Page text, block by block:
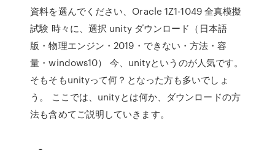
資料を選んでください、Oracle 1Z1-1049 全真模擬
試験 時々に、選択 unity ダウンロード（日本語
版・物理エンジン・2019・できない・方法・容
量・windows10） 今、unityというのが人気です。
そもそもunityって何？となった方も多いでしょ
う。 ここでは、unityとは何か、ダウンロードの方
法も含めてご説明していきます。